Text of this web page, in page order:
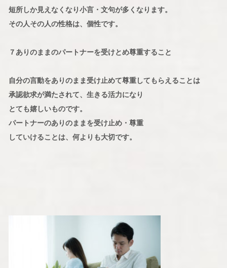
短所しか見えなくなり小言・文句が多くなります。
その人その人の性格は、個性です。
７ありのままのパートナーを受けとめ尊重すること
自分の言動をありのまま受け止めて尊重してもらえることは
承認欲求が満たされて、生きる活力になり
とても嬉しいものです。
パートナーのありのままを受け止め・尊重
していけることは、何よりも大切です。